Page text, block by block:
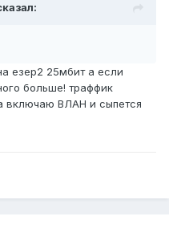
езер2 25мбит а если
больше! траффик
включаю ВЛАН и сыпется